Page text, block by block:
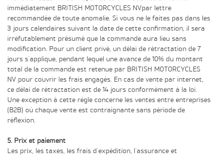
immédiatement BRITISH MOTORCYCLES NVpar lettre
recommandée de toute anomalie. Si vous ne le faites pas dans les
3 jours calendaires suivant la date de cette confirmation, il sera
irréfutablement présumé que la commande aura lieu sans
modification. Pour un client privé, un délai de rétractation de 7
jours s'applique, pendant lequel une avance de 10% du montant
total de la commande est retenue par BRITISH MOTORCYCLES
NV pour couvrir les frais engagés. En cas de vente par internet,
ce délai de rétractation est de 14 jours conformément à la loi.
Une exception à cette règle concerne les ventes entre entreprises
(B2B) où chaque vente est contraignante sans période de
réflexion.
5. Prix et paiement
Les prix, les taxes, les frais d'expédition, l'assurance et